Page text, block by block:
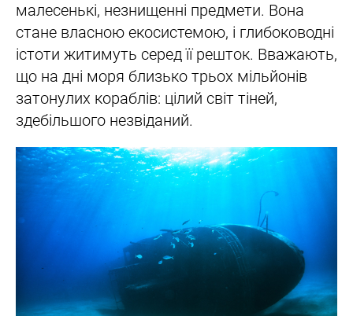
малесенькі, незнищенні предмети. Вона
стане власною екосистемою, і глибоководні
істоти житимуть серед її решток. Вважають,
що на дні моря близько трьох мільйонів
затонулих кораблів: цілий світ тіней,
здебільшого незвіданий.